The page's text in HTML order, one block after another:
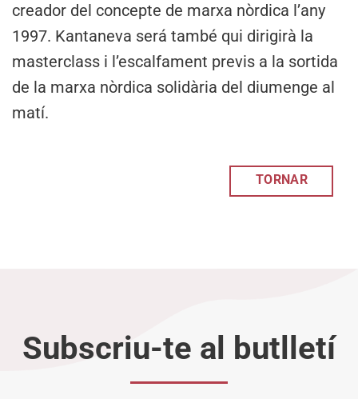
creador del concepte de marxa nòrdica l’any
1997. Kantaneva será també qui dirigirà la
masterclass i l’escalfament previs a la sortida
de la marxa nòrdica solidària del diumenge al
matí.
TORNAR
Subscriu-te al butlletí